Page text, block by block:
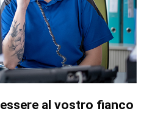
al vostro fianco